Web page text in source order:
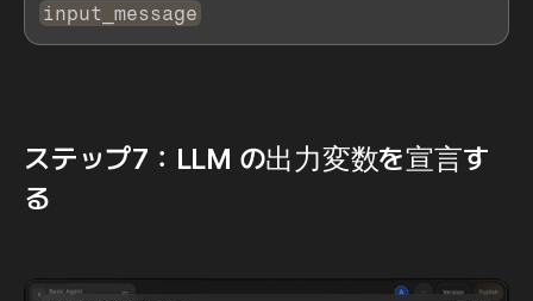
input_message
ステップ7：LLM の出力変数を宣言す
る